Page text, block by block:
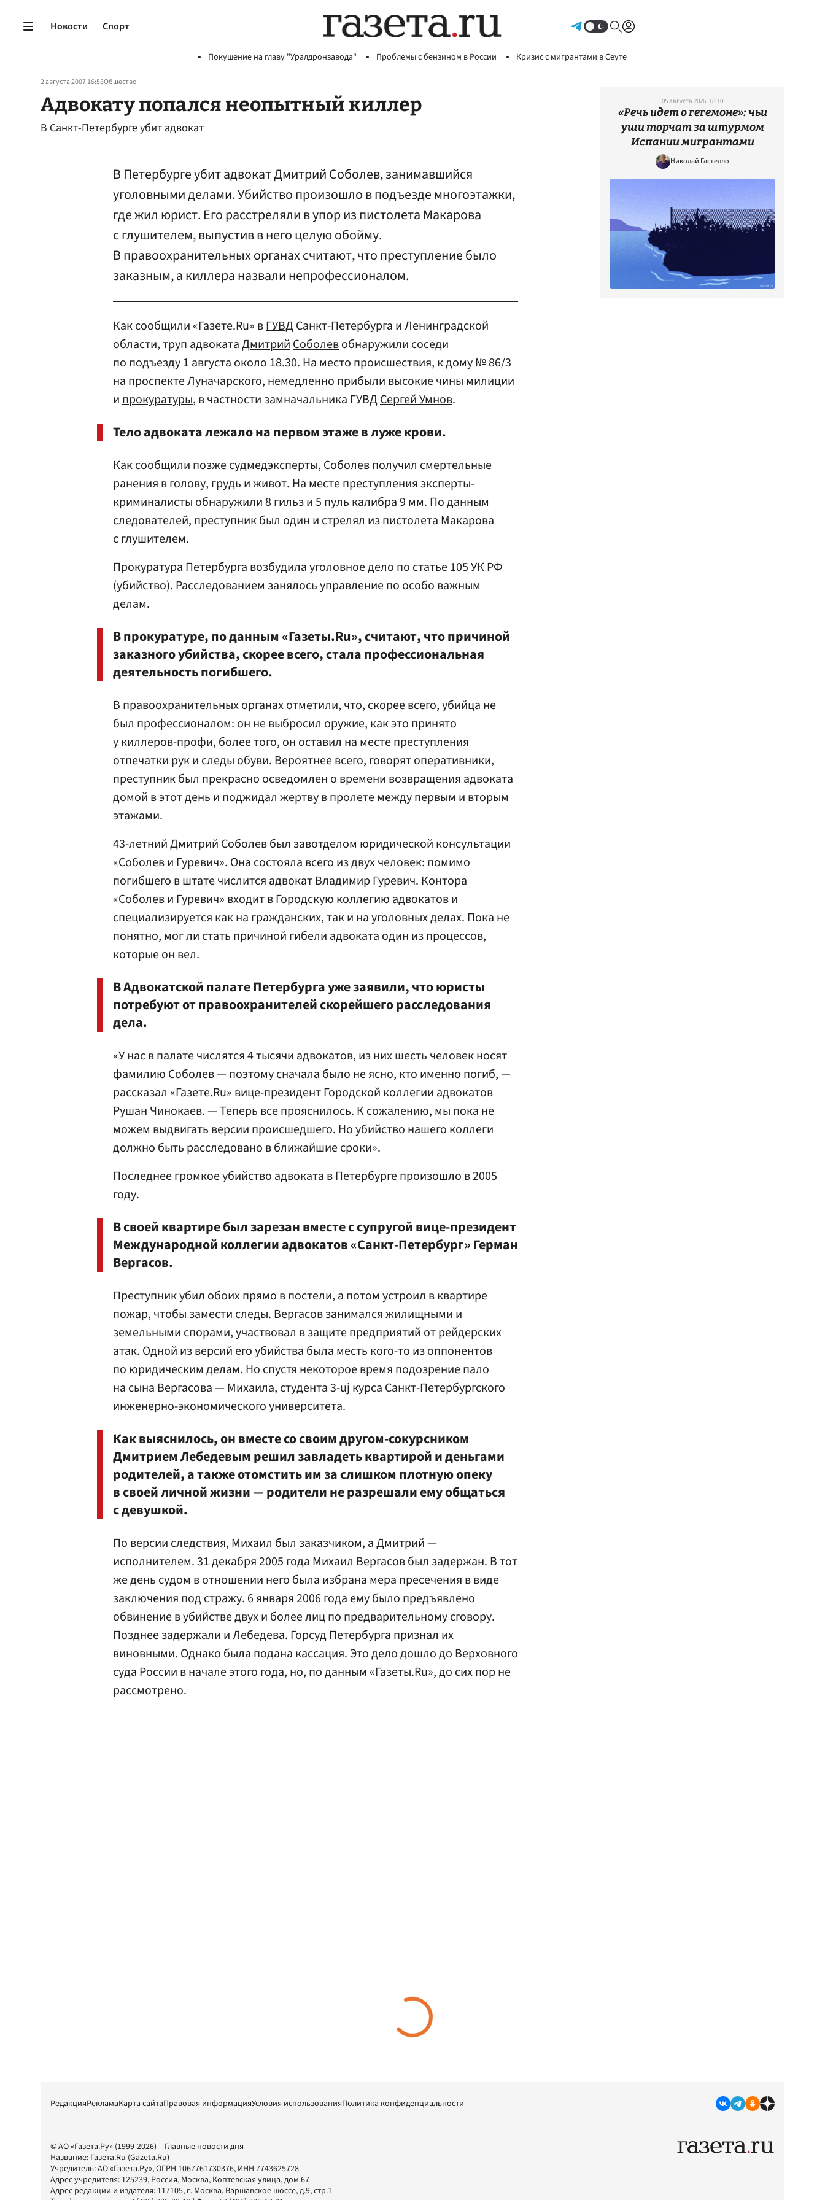
Новости Спорт
Покушение на главу "Уралдронзавода" Проблемы с бензином в России Кризис с мигрантами в Сеуте
2 августа 2007 16:53Общество
Адвокату попался неопытный киллер
В Санкт-Петербурге убит адвокат
В Петербурге убит адвокат Дмитрий Соболев, занимавшийся
уголовными делами. Убийство произошло в подъезде многоэтажки,
где жил юрист. Его расстреляли в упор из пистолета Макарова
с глушителем, выпустив в него целую обойму.
В правоохранительных органах считают, что преступление было
заказным, а киллера назвали непрофессионалом.
Как сообщили «Газете.Ru» вГУВДСанкт-Петербурга и Ленинградской
области, труп адвокатаДмитрийСоболевобнаружили соседи
по подъезду 1 августа около 18.30. На место происшествия, к дому № 86/3
на проспекте Луначарского, немедленно прибыли высокие чины милиции
ипрокуратуры, в частности замначальника ГУВДСергей Умнов.
Тело адвоката лежало на первом этаже в луже крови.
Как сообщили позже судмедэксперты, Соболев получил смертельные
ранения в голову, грудь и живот. На месте преступления эксперты-
криминалисты обнаружили 8 гильз и 5 пуль калибра 9 мм. По данным
следователей, преступник был один и стрелял из пистолета Макарова
с глушителем.
Прокуратура Петербурга возбудила уголовное дело по статье 105 УК РФ
(убийство). Расследованием занялось управление по особо важным
делам.
В прокуратуре, по данным «Газеты.Ru», считают, что причиной
заказного убийства, скорее всего, стала профессиональная
деятельность погибшего.
В правоохранительных органах отметили, что, скорее всего, убийца не
был профессионалом: он не выбросил оружие, как это принято
у киллеров-профи, более того, он оставил на месте преступления
отпечатки рук и следы обуви. Вероятнее всего, говорят оперативники,
преступник был прекрасно осведомлен о времени возвращения адвоката
домой в этот день и поджидал жертву в пролете между первым и вторым
этажами.
43-летний Дмитрий Соболев был завотделом юридической консультации
«Соболев и Гуревич». Она состояла всего из двух человек: помимо
погибшего в штате числится адвокат Владимир Гуревич. Контора
«Соболев и Гуревич» входит в Городскую коллегию адвокатов и
специализируется как на гражданских, так и на уголовных делах. Пока не
понятно, мог ли стать причиной гибели адвоката один из процессов,
которые он вел.
В Адвокатской палате Петербурга уже заявили, что юристы
потребуют от правоохранителей скорейшего расследования
дела.
«У нас в палате числятся 4 тысячи адвокатов, из них шесть человек носят
фамилию Соболев — поэтому сначала было не ясно, кто именно погиб, —
рассказал «Газете.Ru» вице-президент Городской коллегии адвокатов
Рушан Чинокаев. — Теперь все прояснилось. К сожалению, мы пока не
можем выдвигать версии проиcшедшего. Но убийство нашего коллеги
должно быть расследовано в ближайшие сроки».
Последнее громкое убийство адвоката в Петербурге произошло в 2005
году.
В своей квартире был зарезан вместе с супругой вице-президент
Международной коллегии адвокатов «Санкт-Петербург» Герман
Вергасов.
Преступник убил обоих прямо в постели, а потом устроил в квартире
пожар, чтобы замести следы. Вергасов занимался жилищными и
земельными спорами, участвовал в защите предприятий от рейдерских
атак. Одной из версий его убийства была месть кого-то из оппонентов
по юридическим делам. Но спустя некоторое время подозрение пало
на сына Вергасова — Михаила, студента 3-uj курса Санкт-Петербургского
инженерно-экономического университета.
Как выяснилось, он вместе со своим другом-сокурсником
Дмитрием Лебедевым решил завладеть квартирой и деньгами
родителей, а также отомстить им за слишком плотную опеку
в своей личной жизни — родители не разрешали ему общаться
с девушкой.
По версии следствия, Михаил был заказчиком, а Дмитрий —
исполнителем. 31 декабря 2005 года Михаил Вергасов был задержан. В тот
же день судом в отношении него была избрана мера пресечения в виде
заключения под стражу. 6 января 2006 года ему было предъявлено
обвинение в убийстве двух и более лиц по предварительному сговору.
Позднее задержали и Лебедева. Горсуд Петербурга признал их
виновными. Однако была подана кассация. Это дело дошло до Верховного
суда России в начале этого года, но, по данным «Газеты.Ru», до сих пор не
рассмотрено.
05 августа 2026, 18:10
«Речь идет о гегемоне»: чьи
уши торчат за штурмом
Испании мигрантами
Николай Гастелло
РедакцияРекламаКарта сайтаПравовая информацияУсловия использованияПолитика конфиденциальности
© АО «Газета.Ру» (1999-2026) – Главные новости дня
Название: Газета.Ru (Gazeta.Ru)
Учредитель:АО «Газета.Ру», ОГРН 1067761730376, ИНН 7743625728
Адрес учредителя: 125239, Россия, Москва, Коптевская улица, дом 67
Адрес редакции и издателя: 117105, г. Москва, Варшавское шоссе, д.9, стр.1